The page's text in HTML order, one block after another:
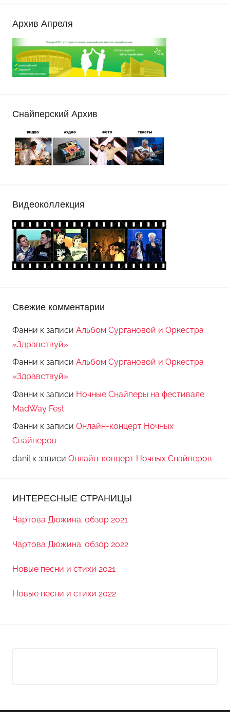
Архив Апреля
Снайперский Архив
Видеоколлекция
Свежие комментарии
Фанни к записи Альбом Сургановой и Оркестра
«Здравствуй»
Фанни к записи Альбом Сургановой и Оркестра
«Здравствуй»
Фанни к записи Ночные Снайперы на фестивале
MadWay Fest
Фанни к записи Онлайн-концерт Ночных
Снайперов
danil к записи Онлайн-концерт Ночных Снайперов
ИНТЕРЕСНЫЕ СТРАНИЦЫ
Чартова Дюжина: обзор 2021
Чартова Дюжина: обзор 2022
Новые песни и стихи 2021
Новые песни и стихи 2022